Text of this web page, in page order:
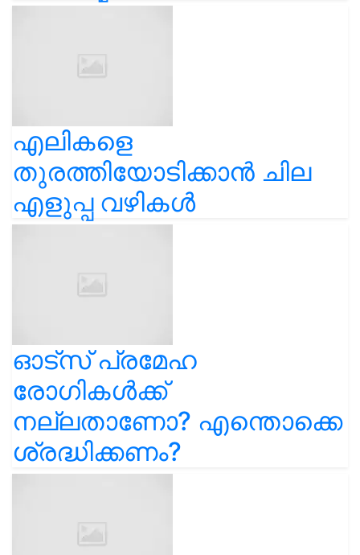
എലികളെ
തുരത്തിയോടിക്കാൻ ചില
എളുപ്പ വഴികൾ
ഓട്സ് പ്രമേഹ
രോഗികൾക്ക്
നല്ലതാണോ? എന്തൊക്കെ
ശ്രദ്ധിക്കണം?